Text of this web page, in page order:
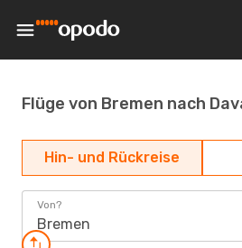
Flüge von Bremen nach
Hin- und Rückreise
Von?
Bremen